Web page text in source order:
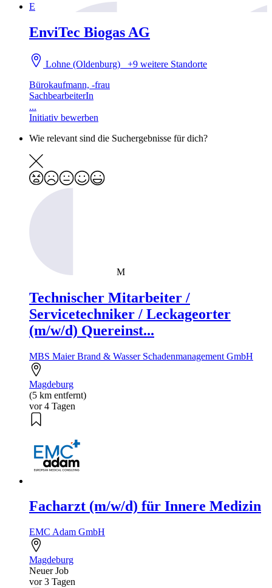
E
EnviTec Biogas AG
Lohne (Oldenburg)+9 weitere Standorte
Bürokaufmann, -frau
SachbearbeiterIn
...
Initiativ bewerben
Wie relevant sind die Suchergebnisse für dich?
M
Technischer Mitarbeiter /
Servicetechniker / Leckageorter
(m/w/d) Quereinst...
MBS Maier Brand & Wasser Schadenmanagement GmbH
Magdeburg
(5 km entfernt)
vor 4 Tagen
Facharzt (m/w/d) für Innere Medizin
EMC Adam GmbH
Magdeburg
Neuer Job
vor 3 Tagen